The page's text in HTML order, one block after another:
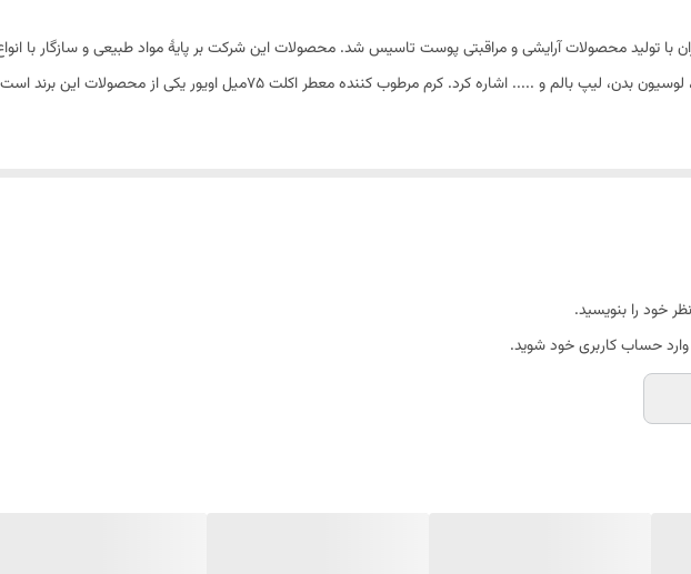
در سال 1395 در ایران با تولید محصولات آرایشی و مراقبتی پوست تاسیس شد. محصولات این شرکت بر پایۀ مواد طبیعی و
بالم و ..... اشاره کرد. کرم مرطوب کننده معطر اکلت 75میل اویور یکی از محصولات این برند است.
رایحۀ عطراکلت می‌تواند رطوبت کافی را به پوست داده و از خشکی آن جلوگیری نماید. این کرم روی پوست
خود را بنویسید.
وارد حساب کاربری خود شوید.